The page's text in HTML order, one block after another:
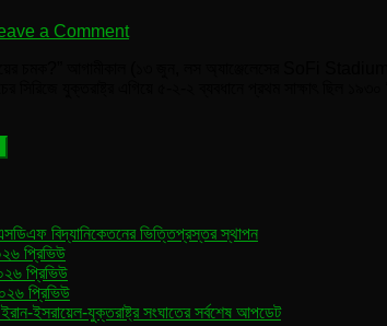
a Commenton
এসডিএফ বিদ্যানিকেতনের ভিত্তিপ্রস্তর স্থাপন
প্রিভিউ
প্রিভিউ
প্রিভিউ
ইসরায়েল-যুক্তরাষ্ট্র সংঘাতের সর্বশেষ আপডেট